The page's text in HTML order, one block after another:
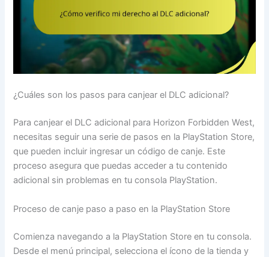
¿Cuáles son los pasos para canjear el DLC adicional?
Para canjear el DLC adicional para Horizon Forbidden West,
necesitas seguir una serie de pasos en la PlayStation Store,
que pueden incluir ingresar un código de canje. Este
proceso asegura que puedas acceder a tu contenido
adicional sin problemas en tu consola PlayStation.
Proceso de canje paso a paso en la PlayStation Store
Comienza navegando a la PlayStation Store en tu consola.
Desde el menú principal, selecciona el ícono de la tienda y